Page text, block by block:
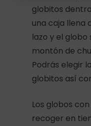
globitos
una caja llena
lazo y el
montón de
Podrás elegir
globitos así
Los globos
recoger en